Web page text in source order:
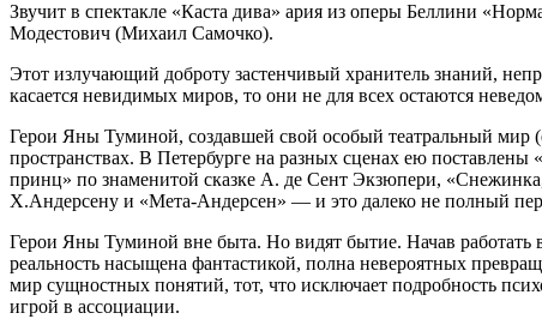
Звучит в спектакле «Каста дива» ария из оперы Беллини
Модестович (Михаил Самочко).
Этот излучающий доброту застенчивый хранитель знаний,
касается невидимых миров, то они не для всех остаются
Герои Яны Туминой, создавшей свой особый театральный мир
пространствах. В Петербурге на разных сценах ею
принц» по знаменитой сказке А. де Сент Экзюпери,
Х.Андерсену и «Мета-Андерсен» — и это далеко не полный
Герои Яны Туминой вне быта. Но видят бытие. Начав работать
реальность насыщена фантастикой, полна невероятных
мир сущностных понятий, тот, что исключает подробность
игрой в ассоциации.